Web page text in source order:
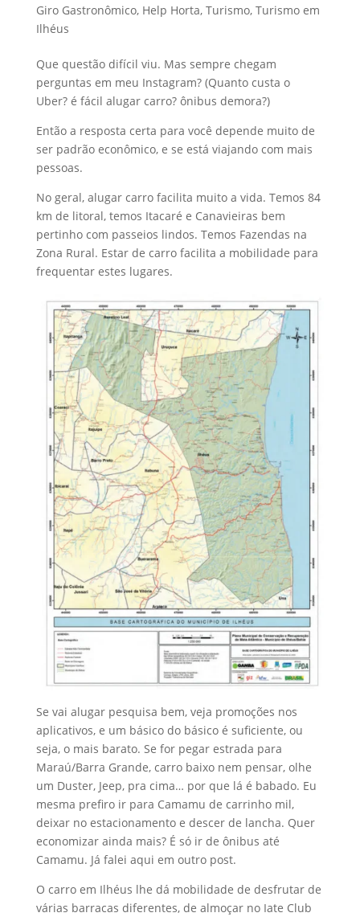
Giro Gastronômico, Help Horta, Turismo, Turismo em
Ilhéus
Que questão difícil viu. Mas sempre chegam
perguntas em meu Instagram? (Quanto custa o
Uber? é fácil alugar carro? ônibus demora?)
Então a resposta certa para você depende muito de
ser padrão econômico, e se está viajando com mais
pessoas.
No geral, alugar carro facilita muito a vida. Temos 84
km de litoral, temos Itacaré e Canavieiras bem
pertinho com passeios lindos. Temos Fazendas na
Zona Rural. Estar de carro facilita a mobilidade para
frequentar estes lugares.
Se vai alugar pesquisa bem, veja promoções nos
aplicativos, e um básico do básico é suficiente, ou
seja, o mais barato. Se for pegar estrada para
Maraú/Barra Grande, carro baixo nem pensar, olhe
um Duster, Jeep, pra cima… por que lá é babado. Eu
mesma prefiro ir para Camamu de carrinho mil,
deixar no estacionamento e descer de lancha. Quer
economizar ainda mais? É só ir de ônibus até
Camamu. Já falei aqui em outro post.
O carro em Ilhéus lhe dá mobilidade de desfrutar de
várias barracas diferentes, de almoçar no Iate Club